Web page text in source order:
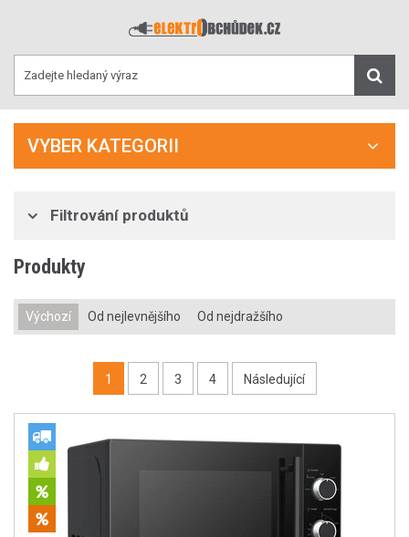
VYBER KATEGORII
Filtrování produktů
Produkty
Výchozí Od nejlevnějšího Od nejdražšího
1 2 3 4 Následující